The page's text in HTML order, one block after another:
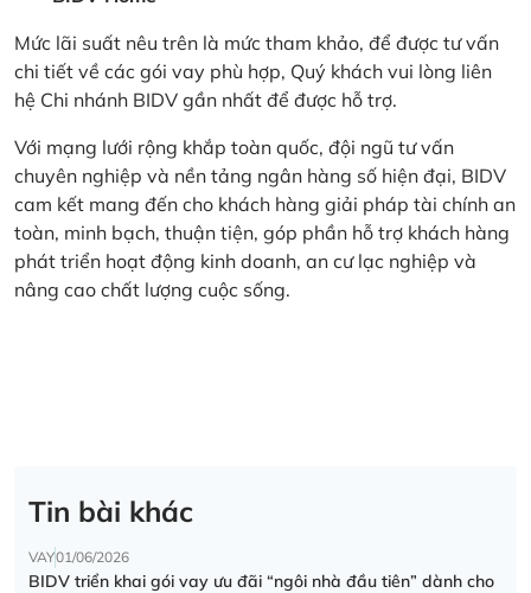
Mức lãi suất nêu trên là mức tham khảo, để được tư vấn
chi tiết về các gói vay phù hợp, Quý khách vui lòng liên
hệ Chi nhánh BIDV gần nhất để được hỗ trợ.
Với mạng lưới rộng khắp toàn quốc, đội ngũ tư vấn
chuyên nghiệp và nền tảng ngân hàng số hiện đại, BIDV
cam kết mang đến cho khách hàng giải pháp tài chính an
toàn, minh bạch, thuận tiện, góp phần hỗ trợ khách hàng
phát triển hoạt động kinh doanh, an cư lạc nghiệp và
nâng cao chất lượng cuộc sống.
Tin bài khác
VAY01/06/2026
BIDV triển khai gói vay ưu đãi “ngôi nhà đầu tiên” dành cho